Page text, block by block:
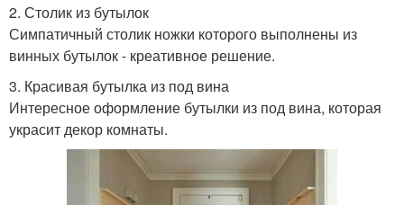
2. Столик из бутылок
Симпатичный столик ножки которого выполнены из
винных бутылок - креативное решение.
3. Красивая бутылка из под вина
Интересное оформление бутылки из под вина, которая
украсит декор комнаты.